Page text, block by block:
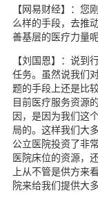
【网易财经】：
么样的手段，去推
善基层的医疗力量呢
【刘国恩】：说
任务。虽然说我们
题的手段上还是比
目前医疗服务资源
因，是因为我们这
局的。这样我们大
公立医院投资了非
医院床位的资源，
上从不管是供方来
院来给我们提供大